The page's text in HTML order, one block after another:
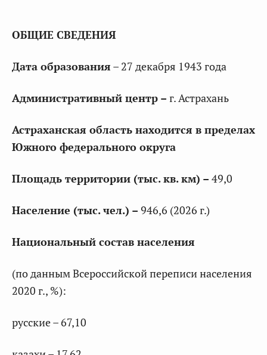
ОБЩИЕ СВЕДЕНИЯ
Дата образования – 27 декабря 1943 года
Административный центр – г. Астрахань
Астраханская область находится в пределах
Южного федерального округа
Площадь территории (тыс. кв. км) – 49,0
Население (тыс. чел.) – 946,6 (2026 г.)
Национальный состав населения
(по данным Всероссийской переписи населения
2020 г., %):
русские – 67,10